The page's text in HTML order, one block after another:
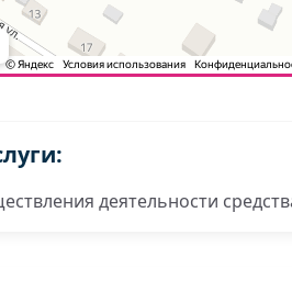
деятельности